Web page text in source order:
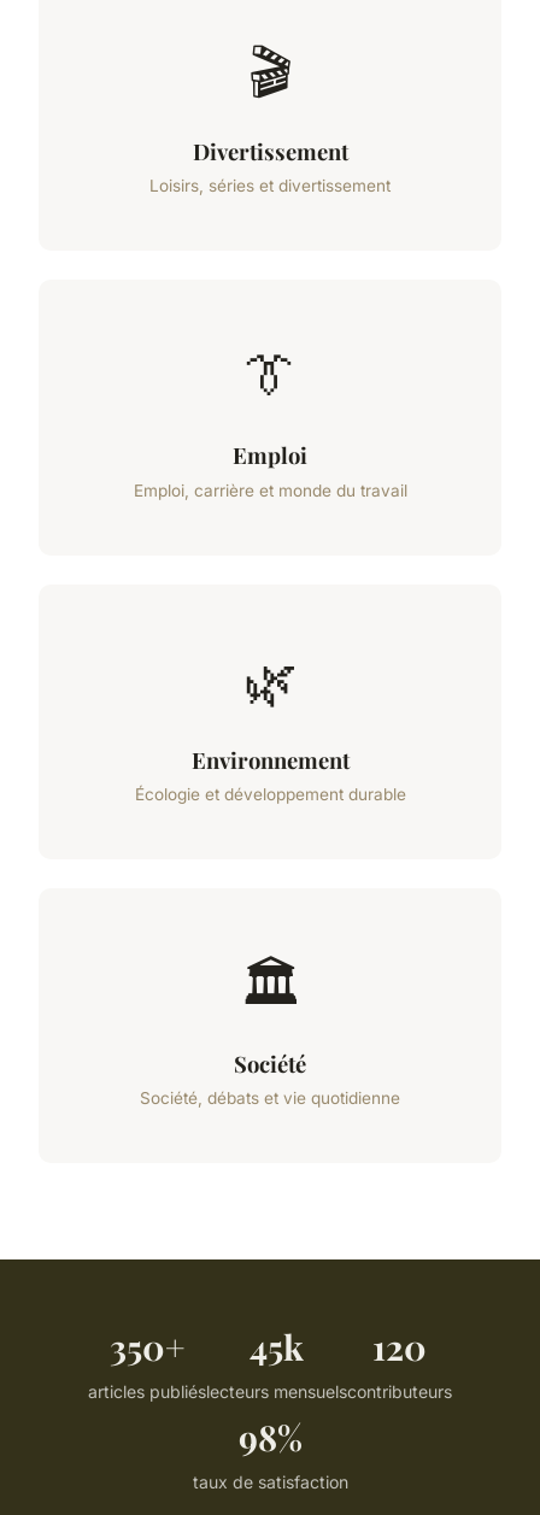
🎬
Divertissement
Loisirs, séries et divertissement
👔
Emploi
Emploi, carrière et monde du travail
🌿
Environnement
Écologie et développement durable
🏛️
Société
Société, débats et vie quotidienne
350+
articles publiés
45k
lecteurs mensuels
120
contributeurs
98%
taux de satisfaction